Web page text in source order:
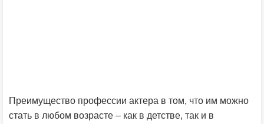
Преимущество профессии актера в том, что им можно
стать в любом возрасте – как в детстве, так и в